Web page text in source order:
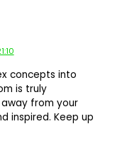
concepts into
is truly
from your
inspired. Keep up